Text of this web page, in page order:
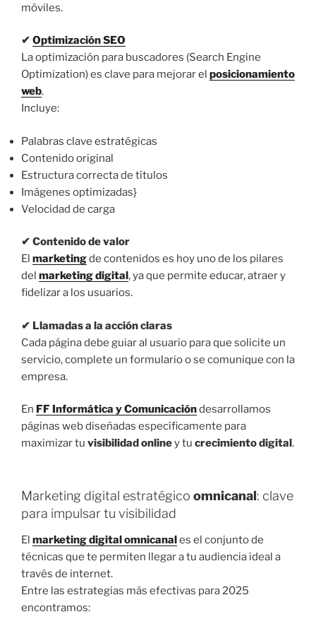
móviles.
✔ Optimización SEO
La optimización para buscadores (Search Engine
Optimization) es clave para mejorar el posicionamiento
web.
Incluye:
Palabras clave estratégicas
Contenido original
Estructura correcta de títulos
Imágenes optimizadas}
Velocidad de carga
✔ Contenido de valor
El marketingde contenidos es hoy uno de los pilares
del marketing digital, ya que permite educar, atraer y
fidelizar a los usuarios.
✔ Llamadas a la acción claras
Cada página debe guiar al usuario para que solicite un
servicio, complete un formulario o se comunique con la
empresa.
En FF Informática y Comunicacióndesarrollamos
páginas web diseñadas específicamente para
maximizar tu visibilidad onliney tu crecimiento digital.
Marketing digital estratégico omnicanal: clave
para impulsar tu visibilidad
El marketing digital omnicanales el conjunto de
técnicas que te permiten llegar a tu audiencia ideal a
través de internet.
Entre las estrategias más efectivas para 2025
encontramos: